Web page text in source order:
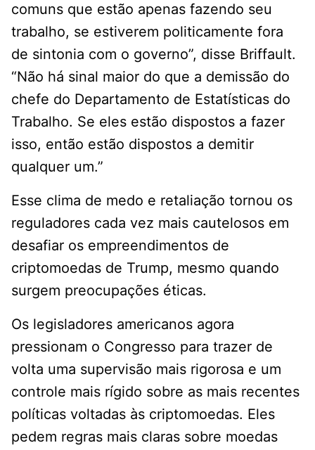
comuns que estão apenas fazendo seu
trabalho, se estiverem politicamente fora
de sintonia com o governo”, disse Briffault.
“Não há sinal maior do que a demissão do
chefe do Departamento de Estatísticas do
Trabalho. Se eles estão dispostos a fazer
isso, então estão dispostos a demitir
qualquer um.”
Esse clima de medo e retaliação tornou os
reguladores cada vez mais cautelosos em
desafiar os empreendimentos de
criptomoedas de Trump, mesmo quando
surgem preocupações éticas.
Os legisladores americanos agora
pressionam o Congresso para trazer de
volta uma supervisão mais rigorosa e um
controle mais rígido sobre as mais recentes
políticas voltadas às criptomoedas. Eles
pedem regras mais claras sobre moedas